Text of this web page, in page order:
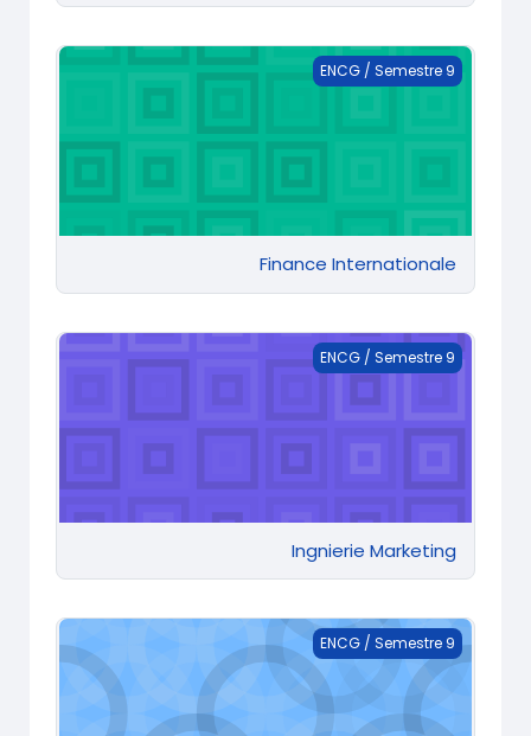
Finance Internationale
ENCG / Semestre 9
Finance Internationale
Ingnierie Marketing
ENCG / Semestre 9
Ingnierie Marketing
Intelligence économique et veille stratégique
ENCG / Semestre 9